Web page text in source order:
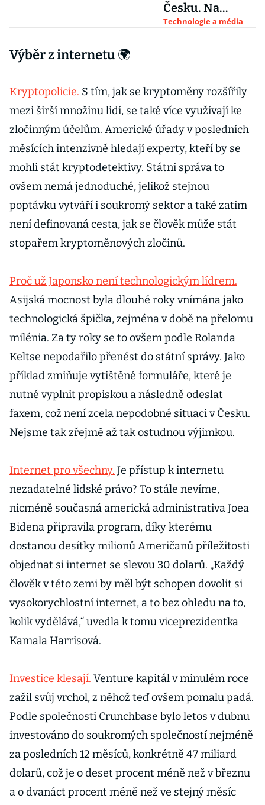
Česku. Na
čínské kamery
Technologie a média
Výběr z internetu 🌍
Kryptopolicie. S tím, jak se kryptoměny rozšířily
mezi širší množinu lidí, se také více využívají ke
zločinným účelům. Americké úřady v posledních
měsících intenzivně hledají experty, kteří by se
mohli stát kryptodetektivy. Státní správa to
ovšem nemá jednoduché, jelikož stejnou
poptávku vytváří i soukromý sektor a také zatím
není definovaná cesta, jak se člověk může stát
stopařem kryptoměnových zločinů.
Proč už Japonsko není technologickým lídrem.
Asijská mocnost byla dlouhé roky vnímána jako
technologická špička, zejména v době na přelomu
milénia. Za ty roky se to ovšem podle Rolanda
Keltse nepodařilo přenést do státní správy. Jako
příklad zmiňuje vytištěné formuláře, které je
nutné vyplnit propiskou a následně odeslat
faxem, což není zcela nepodobné situaci v Česku.
Nejsme tak zřejmě až tak ostudnou výjimkou.
Internet pro všechny. Je přístup k internetu
nezadatelné lidské právo? To stále nevíme,
nicméně současná americká administrativa Joea
Bidena připravila program, díky kterému
dostanou desítky milionů Američanů příležitosti
objednat si internet se slevou 30 dolarů. „Každý
člověk v této zemi by měl být schopen dovolit si
vysokorychlostní internet, a to bez ohledu na to,
kolik vydělává,“ uvedla k tomu viceprezidentka
Kamala Harrisová.
Investice klesají. Venture kapitál v minulém roce
zažil svůj vrchol, z něhož teď ovšem pomalu padá.
Podle společnosti Crunchbase bylo letos v dubnu
investováno do soukromých společností nejméně
za posledních 12 měsíců, konkrétně 47 miliard
dolarů, což je o deset procent méně než v březnu
a o dvanáct procent méně než ve stejný měsíc